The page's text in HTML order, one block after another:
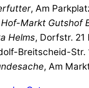
, Am
Markt Gutshof
Helms, Dorfstr. 21
Breitscheid-Str.
, Am